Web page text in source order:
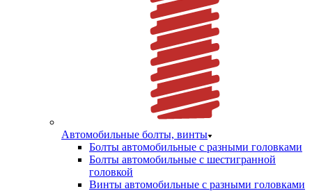
Автомобильные болты, винты
Болты автомобильные с разными головками
Болты автомобильные с шестигранной
головкой
Винты автомобильные с разными головками